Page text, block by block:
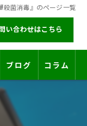
殺菌消毒』のページ一覧
い合わせはこちら
ア
ブログ コラム